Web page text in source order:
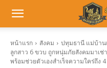
หน้าแรก สังคม
ปทุมธานี แม่บ้าน
ลูกสาว 6 ขวบ ถูกหนุ่มภัยสังคมมาเช่
พร้อมช่วยตัวเองสำเร็จความใคร่ถึง 4